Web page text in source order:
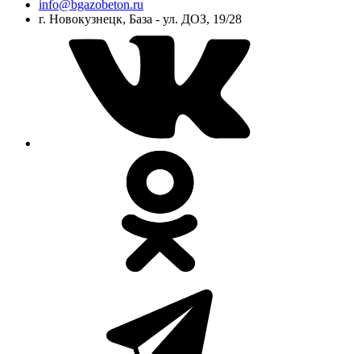
info@bgazobeton.ru
г. Новокузнецк, База - ул. ДОЗ, 19/28